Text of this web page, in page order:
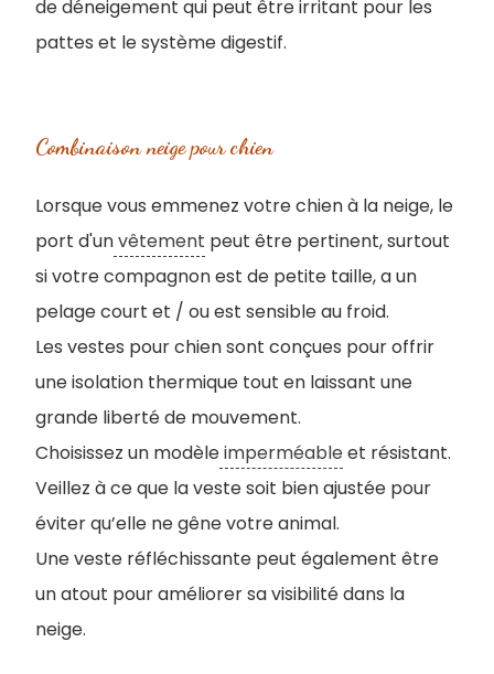
de déneigement qui peut être irritant pour les
pattes et le système digestif.
Combinaison neige pour chien
Lorsque vous emmenez votre chien à la neige, le
port d'unvêtement peut être pertinent, surtout
si votre compagnon est de petite taille, a un
pelage court et / ou est sensible au froid.
Les vestes pour chien sont conçues pour offrir
une isolation thermique tout en laissant une
grande liberté de mouvement.
Choisissez un modèleimperméableet résistant.
Veillez à ce que la veste soit bien ajustée pour
éviter qu’elle ne gêne votre animal.
Une veste réfléchissante peut également être
un atout pour améliorer sa visibilité dans la
neige.